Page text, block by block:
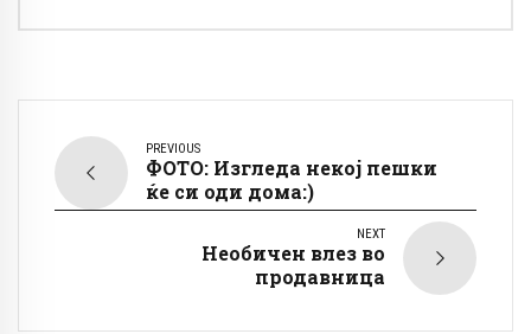
PREVIOUS
ФОТО: Изгледа некој пешки
ќе си оди дома:)
NEXT
Необичен влез во
продавница